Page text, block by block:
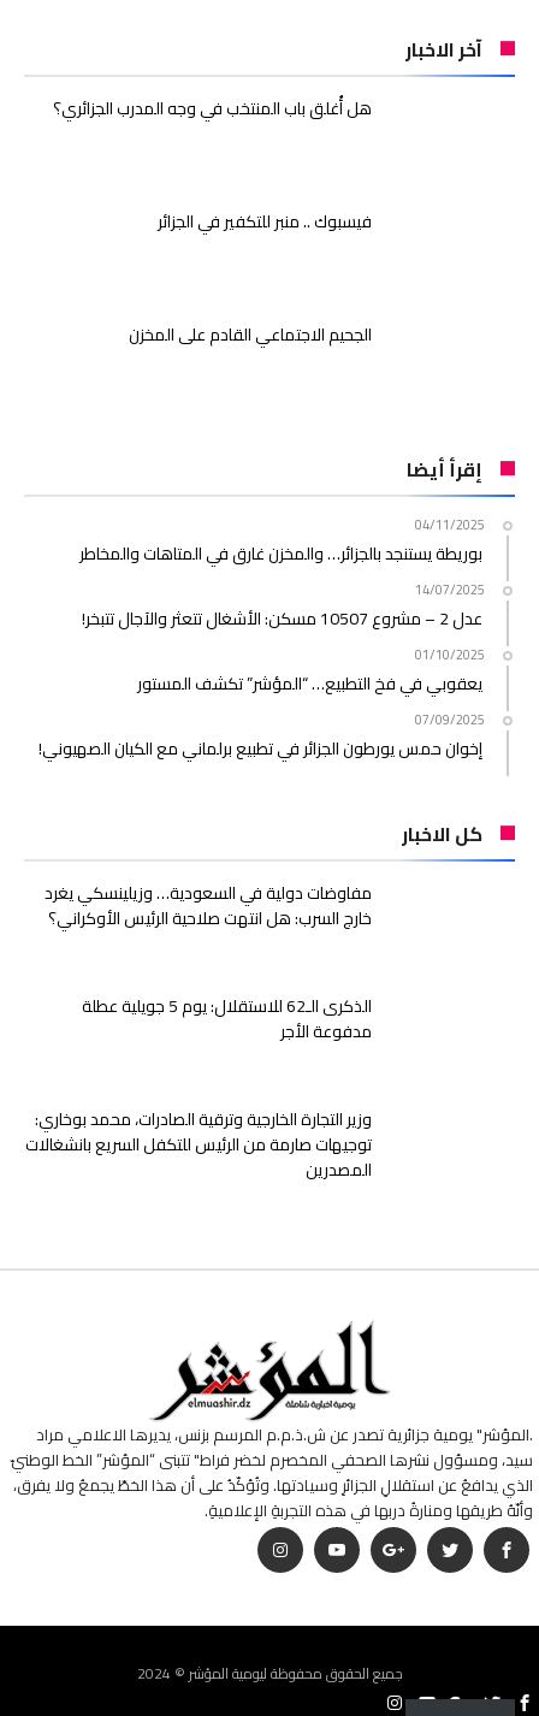
آخر الاخبار
هل أُغلق باب المنتخب في وجه المدرب الجزائري؟
فيسبوك .. منبر للتكفير في الجزائر
الجحيم الاجتماعي القادم على المخزن
إقرأ أيضا
04/11/2025
بوريطة يستنجد بالجزائر… والمخزن غارق في المتاهات والمخاطر
14/07/2025
عدل 2 – مشروع 10507 مسكن: الأشغال تتعثر والآجال تتبخر!
01/10/2025
يعقوبي في فخ التطبيع… “المؤشر” تكشف المستور
07/09/2025
إخوان حمس يورطون الجزائر في تطبيع برلماني مع الكيان الصهيوني!
كل الاخبار
مفاوضات دولية في السعودية… وزيلينسكي يغرد
خارج السرب: هل انتهت صلاحية الرئيس الأوكراني؟
الذكرى الـ62 للاستقلال: يوم 5 جويلية عطلة
مدفوعة الأجر
وزير التجارة الخارجية وترقية الصادرات، محمد بوخاري:
توجيهات صارمة من الرئيس للتكفل السريع بانشغالات
المصدرين
.المؤشر" يومية جزائرية تصدر عن ش.ذ.م.م المرسم بزنس، يديرها الاعلامي مراد
سيد، ومسؤول نشرها الصحفي المخصرم لخضر فراط" تتبنى “المؤشر” الخط الوطنيّ
الذي يدافعُ عن استقلالِ الجزائرِ وسيادتها. وتُؤكّدُ على أن هذا الخطّ يجمعُ ولا يفرق،
وأنّهُ طريقها ومنارةُ دربها في هذه التجربةِ الإعلاميةِ.
جميع الحقوق محفوظة ليومية المؤشر © 2024